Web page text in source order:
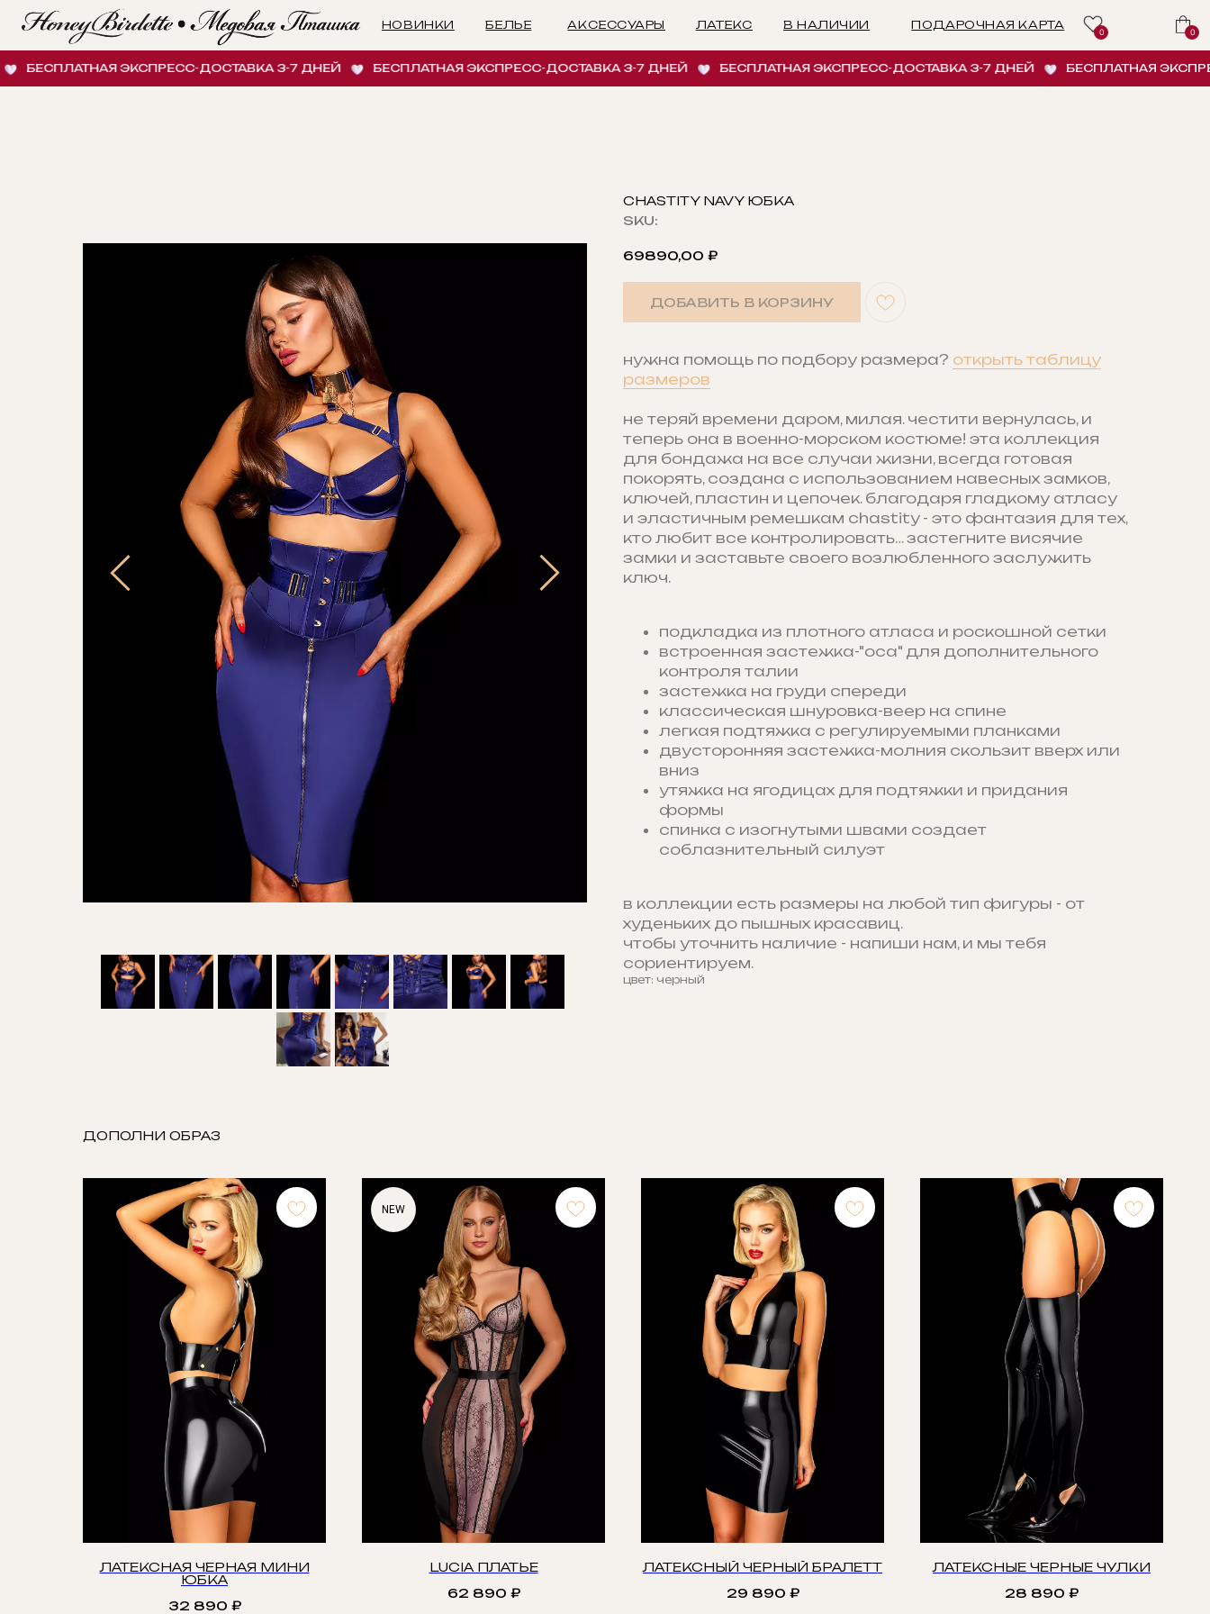
ЛАТЕКС
БЕЛЬЕ ПОДАРОЧНАЯ КАРТА
В НАЛИЧИИ
АКСЕССУАРЫ
НОВИНКИ
0 0
ЭКСПРЕСС-ДОСТАВКА 3-7 ДНЕЙ БЕСПЛАТНАЯ ЭКСПРЕСС-ДОСТАВКА 3-7 ДНЕЙ БЕСПЛАТНАЯ ЭКСПРЕСС-ДОСТАВКА 3-7 ДНЕЙ БЕСПЛАТНАЯ ЭКСПРЕСС-
CHASTITY NAVY ЮБКА
SKU:
69890,00 ₽
ДОБАВИТЬ В КОРЗИНУ
нужна помощь по подбору размера? открыть таблицу
размеров
не теряй времени даром, милая. честити вернулась, и
теперь она в военно-морском костюме! эта коллекция
для бондажа на все случаи жизни, всегда готовая
покорять, создана с использованием навесных замков,
ключей, пластин и цепочек. благодаря гладкому атласу
и эластичным ремешкам chastity - это фантазия для тех,
кто любит все контролировать… застегните висячие
замки и заставьте своего возлюбленного заслужить
ключ.
подкладка из плотного атласа и роскошной сетки
встроенная застежка-"оса" для дополнительного
контроля талии
застежка на груди спереди
классическая шнуровка-веер на спине
легкая подтяжка с регулируемыми планками
двусторонняя застежка-молния скользит вверх или
вниз
утяжка на ягодицах для подтяжки и придания
формы
спинка с изогнутыми швами создает
соблазнительный силуэт
в коллекции есть размеры на любой тип фигуры - от
худеньких до пышных красавиц.
чтобы уточнить наличие - напиши нам, и мы тебя
сориентируем.
цвет: черный
ДОПОЛНИ ОБРАЗ
ЛАТЕКСНАЯ ЧЕРНАЯ МИНИ
ЮБКА
32 890 ₽
NEW
LUCIA ПЛАТЬЕ
62 890 ₽
ЛАТЕКСНЫЙ ЧЕРНЫЙ БРАЛЕТТ
29 890 ₽
ЛАТЕКСНЫЕ ЧЕРНЫЕ ЧУЛКИ
28 890 ₽